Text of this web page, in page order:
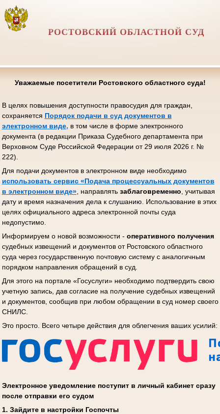
РОСТОВСКИЙ ОБЛАСТНОЙ СУД
Уважаемые посетители Ростовского областного суда!
В целях повышения доступности правосудия для граждан,
сохраняется Порядок подачи в суд документов в
электронном виде, в том числе в форме электронного
документа (в редакции Приказа Судебного департамента при
Верховном Суде Российской Федерации от 29 июля 2026 г. №
222).
Для подачи документов в электронном виде необходимо
использовать сервис «Подача процессуальных документов
в электронном виде», направлять заблаговременно , учитывая
дату и время назначения дела к слушанию. Использование в этих
целях официального адреса электронной почты суда
недопустимо.
Информируем о новой возможности - оперативного получения
судебных извещений и документов от Ростовского областного
суда через государственную почтовую систему с аналогичным
порядком направления обращений в суд.
Для этого на портале «Госуслуги» необходимо подтвердить свою
учетную запись, дав согласие на получение судебных извещений
и документов, сообщив при любом обращении в суд номер своего
СНИЛС.
Это просто. Всего четыре действия для облегчения ваших усилий:
Электронное уведомление поступит в личный кабинет сразу
после отправки его судом
1. Зайдите в настройки Госпочты